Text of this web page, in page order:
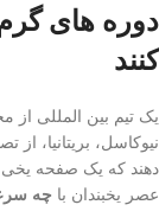
دوره های
کنند
یک تیم بین المللی از
نیوکاسل، بریتانیا، از
دهند که یک صفحه یخی
عصر یخبندان با چه